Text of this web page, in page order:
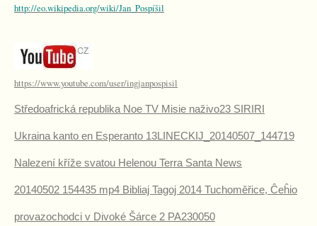
http://eo.wikipedia.org/wiki/Jan_Pospíšil
https://www.youtube.com/user/ingjanpospisil
Středoafrická republika Noe TV Misie naživo23 SIRIRI
Ukraina kanto en Esperanto 13LINECKIJ_20140507_144719
Nalezení kříže svatou Helenou Terra Santa News
20140502 154435 mp4 Bibliaj Tagoj 2014 Tuchoměřice, Ĉeĥio
provazochodci v Divoké Šárce 2 PA230050